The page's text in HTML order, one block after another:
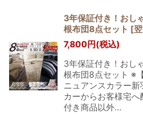
並び順:
絞り
3年保証付き！おし
根布団8点セット [
7,800円(税込)
3年保証付き！おし
根布団8点セット ※
ニュアンスカラー
カーからお客様宅
付き商品以外…